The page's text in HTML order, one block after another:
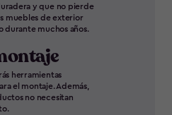
y que no pierde
muebles de exterior
durante muchos años.
herramientas
el montaje. Además,
no necesitan